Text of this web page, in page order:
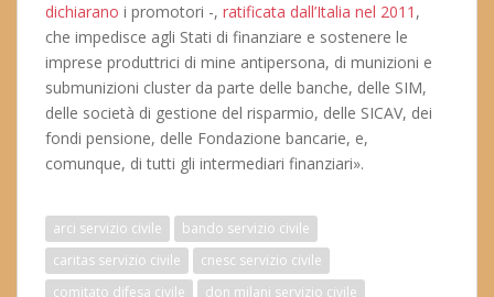
dichiarano i promotori -, ratificata dall’Italia nel 2011 ,
che impedisce agli Stati di finanziare e sostenere le
imprese produttrici di mine antipersona, di munizioni e
submunizioni cluster da parte delle banche, delle SIM,
delle società di gestione del risparmio, delle SICAV, dei
fondi pensione, delle Fondazione bancarie, e,
comunque, di tutti gli intermediari finanziari».
arci servizio civile
bando servizio civile
caritas servizio civile
cnesc servizio civile
comitato difesa civile
don milani servizio civile